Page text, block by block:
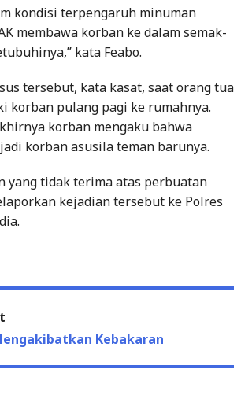
membawa korban ke dalam semak-
kata Feabo.
tersebut, kata kasat, saat orang tua
korban pulang pagi ke rumahnya.
korban mengaku bahwa
korban asusila teman barunya.
yang tidak terima atas perbuatan
kejadian tersebut ke Polres
Previous
post:
Kebakaran